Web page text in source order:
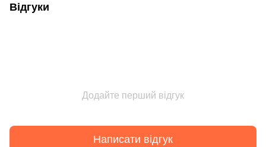
Відгуки
Додайте перший відгук
Написати відгук